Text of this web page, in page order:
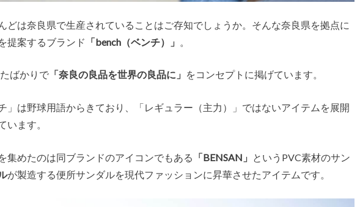
どは奈良県で生産されていることはご存知でしょうか。そんな奈良県を拠点に
提案するブランド 「bench（ベンチ）」 。
ばかりで 「奈良の良品を世界の良品に」 をコンセプトに掲げています。
」は野球用語からきており、「レギュラー（主力）」ではないアイテムを展開
います。
集めたのは同ブランドのアイコンでもある 「BENSAN」
というPVC素材のサン
が製造する便所サンダルを現代ファッションに昇華させたアイテムです。